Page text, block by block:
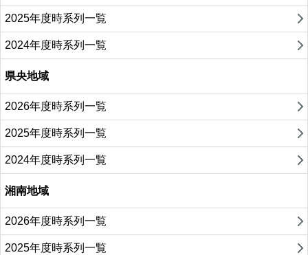
2025年度時系列一覧
2024年度時系列一覧
県央地域
2026年度時系列一覧
2025年度時系列一覧
2024年度時系列一覧
湘南地域
2026年度時系列一覧
2025年度時系列一覧